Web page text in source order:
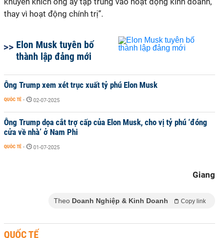
thay vì hoạt động chính trị”.
Elon Musk tuyên bố
thành lập đảng mới
Ông Trump xem xét trục xuất tỷ phú Elon Musk
QUỐC TẾ - 02-07-2025
Ông Trump dọa cắt trợ cấp của Elon Musk, cho vị tỷ phú ‘đóng
cửa về nhà’ ở Nam Phi
QUỐC TẾ - 01-07-2025
Giang
Theo Doanh Nghiệp & Kinh Doanh Copy link
QUỐC TẾ